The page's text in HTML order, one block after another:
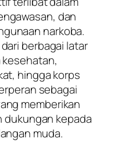
dan
narkoba.
berbagai latar
hingga korps
sebagai
memberikan
dukungan kepada
muda.